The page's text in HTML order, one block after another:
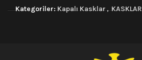
Kategoriler:Kapalı Kasklar, KASKLAR